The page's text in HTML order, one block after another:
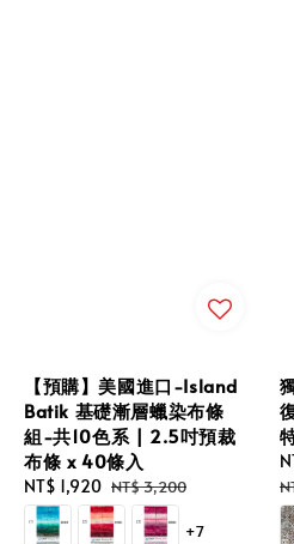
【預購】美國進口-Island
Batik 基礎漸層蠟染布條
組-共10色系 | 2.5吋預裁
布條 x 40條入
Sale
price
NT$ 1,920 Regular
price
NT$ 3,200
+7